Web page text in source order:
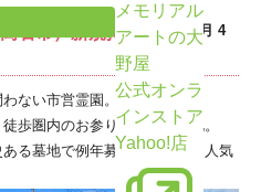
メモリアル
アートの大
野屋
公式オンラ
インストア
Yahoo!店
石市）新規掲
2025年11月 4
ない市営霊園。
歩圏内のお参りに便利な立地。
る墓地で例年募集数も少なく人気